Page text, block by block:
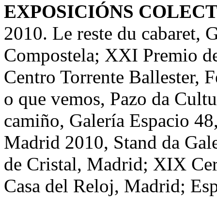
EXPOSICIÓNS
2010. Le reste du cabaret,
Compostela; XXI Premio
Centro Torrente Ballester,
o que vemos, Pazo da
camiño, Galería Espacio
Madrid 2010, Stand da
de Cristal, Madrid; XIX
Casa del Reloj, Madrid;